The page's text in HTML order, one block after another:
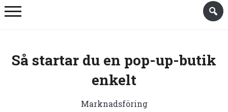
Så startar du en pop-up-butik
enkelt
Marknadsföring